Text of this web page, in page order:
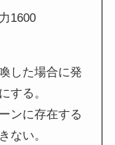
1600
した場合に発
する。
ンに存在する
ない。